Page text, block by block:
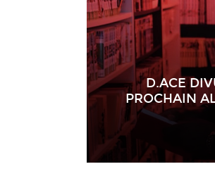
D.ACE
PROCHAIN